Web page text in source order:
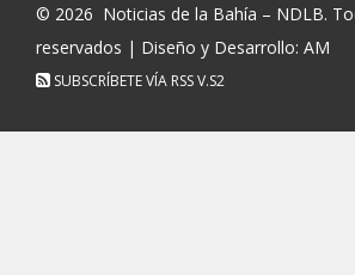
© 2026 Noticias de la Bahía – NDLB.
reservados | Diseño y Desarrollo: AM
SUBSCRÍBETE VÍA RSSV.S2